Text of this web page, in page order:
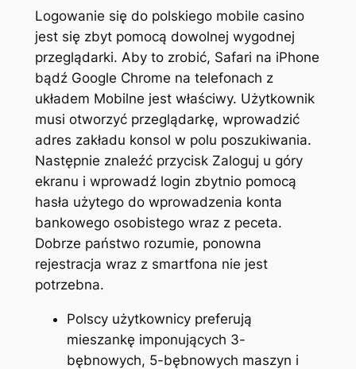
Logowanie się do polskiego mobile casino
jest się zbyt pomocą dowolnej wygodnej
przeglądarki. Aby to zrobić, Safari na iPhone
bądź Google Chrome na telefonach z
układem Mobilne jest właściwy. Użytkownik
musi otworzyć przeglądarkę, wprowadzić
adres zakładu konsol w polu poszukiwania.
Następnie znaleźć przycisk Zaloguj u góry
ekranu i wprowadź login zbytnio pomocą
hasła użytego do wprowadzenia konta
bankowego osobistego wraz z peceta.
Dobrze państwo rozumie, ponowna
rejestracja wraz z smartfona nie jest
potrzebna.
Polscy użytkownicy preferują
mieszankę imponujących 3-
bębnowych, 5-bębnowych maszyn i